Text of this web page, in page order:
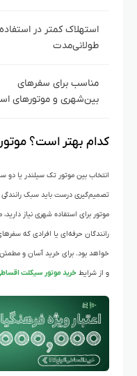
استهلاک کمتر در استفاده
طولانی‌مدت
مناسب برای سفرهای
بین‌شهری و موتورهای
کدام بهتر است؟
انتخاب بین موتور تک سیلندر یا دو
تصمیم‌گیری درست باید سبک رانندگی
موتور برای استفاده شهری نیاز
رانندگان حرفه‌ای یا افرادی که
خواهد بود. برای خرید آسان و
و از شرایط خرید موتور سیکلت